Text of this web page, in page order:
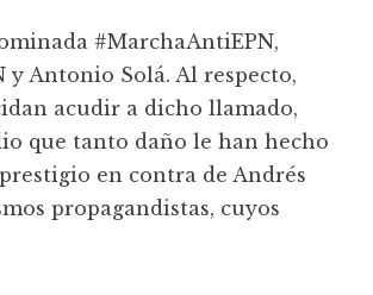
#MarchaAntiEPN,
y Antonio Solá. Al respecto,
acudir a dicho llamado,
que tanto daño le han hecho
en contra de Andrés
propagandistas, cuyos